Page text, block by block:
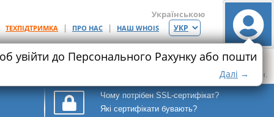
ТЕХПІДТРИМКА | ПРО НАС | НАШ WHOIS
Українською
Ціна Хостинг Місце на SSD Ціна
208.25 грн.
Чому потрібен SSL-сертифікат?
Які сертифікати бувають?
увійти до Персонального Рахунку або пошти
Далі →